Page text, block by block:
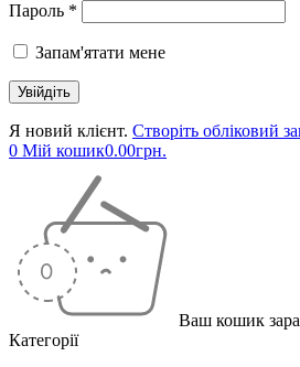
Пароль *
Запам'ятати мене
Я новий клієнт. Створіть обліковий
0 Мій кошик0.00грн.
Ваш кошик
Категорії